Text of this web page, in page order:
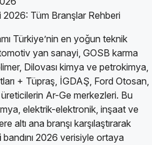
Türkiye’nin en yoğun teknik
yan sanayi, GOSB karma
Dilovası kimya ve petrokimya,
+ Tüpraş, İGDAŞ, Ford Otosan,
Ar-Ge merkezleri. Bu
elektrik-elektronik, inşaat ve
altı ana branşı karşılaştırarak
bandını 2026 verisiyle ortaya